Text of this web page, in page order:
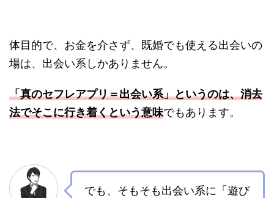
体目的で、お金を介さず、既婚でも使える出会いの
場は、出会い系しかありません。
「真のセフレアプリ＝出会い系」というのは、消去
法でそこに行き着くという意味でもあります。
でも、そもそも出会い系に「遊び